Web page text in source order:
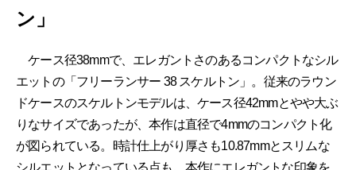
ン」
ケース径38mmで、エレガントさのあるコンパクトなシル
エットの「フリーランサー 38 スケルトン」。従来のラウン
ドケースのスケルトンモデルは、ケース径42mmとやや大ぶ
りなサイズであったが、本作は直径で4mmのコンパクト化
が図られている。時計仕上がり厚さも10.87mmとスリムな